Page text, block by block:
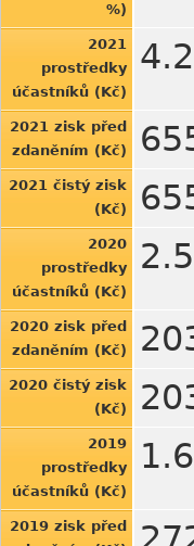
%)
2021
prostředky
účastníků (Kč)
2021 zisk před
zdaněním (Kč)
2021 čistý zisk
(Kč)
2020
prostředky
účastníků (Kč)
2020 zisk před
zdaněním (Kč)
2020 čistý zisk
(Kč)
2019
prostředky
účastníků (Kč)
2019 zisk před